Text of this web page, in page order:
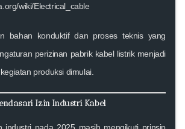
wiki/Electrical_cable
bahan konduktif dan proses teknis yang
perizinan pabrik kabel listrik menjadi
produksi dimulai.
Izin Industri Kabel
industri pada 2025 masih mengikuti prinsip